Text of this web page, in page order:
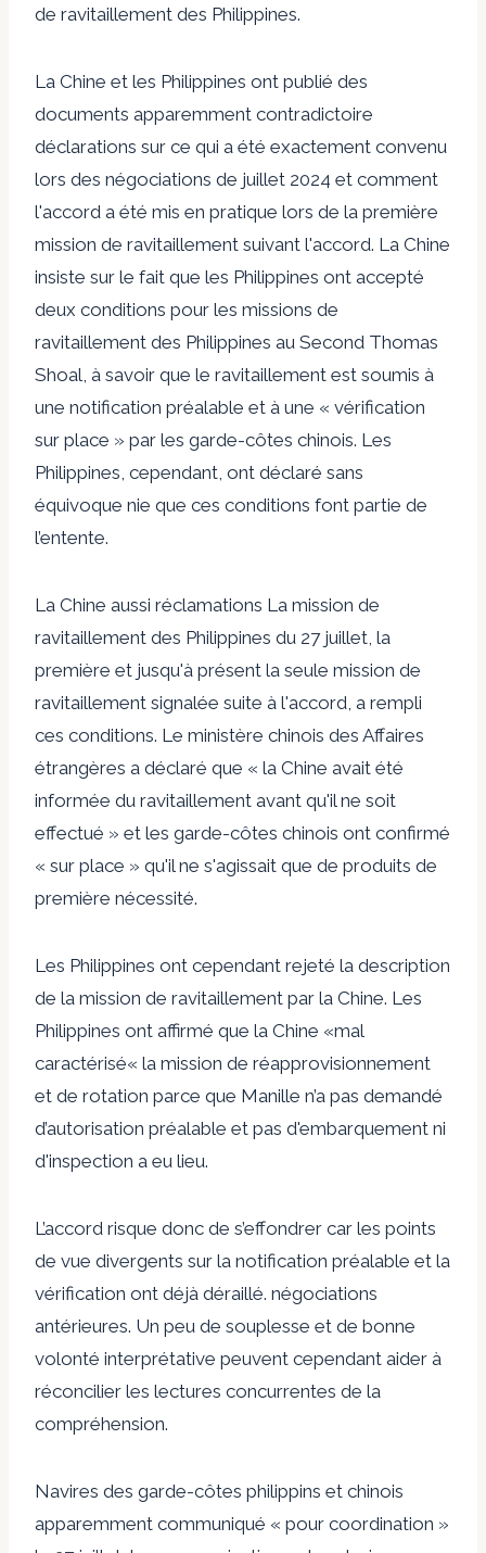
de ravitaillement des Philippines.
La Chine et les Philippines ont publié des
documents apparemment contradictoire
déclarations sur ce qui a été exactement convenu
lors des négociations de juillet 2024 et comment
l'accord a été mis en pratique lors de la première
mission de ravitaillement suivant l'accord. La Chine
insiste sur le fait que les Philippines ont accepté
deux conditions pour les missions de
ravitaillement des Philippines au Second Thomas
Shoal, à savoir que le ravitaillement est soumis à
une notification préalable et à une « vérification
sur place » par les garde-côtes chinois. Les
Philippines, cependant, ont déclaré sans
équivoque nie que ces conditions font partie de
l’entente.
La Chine aussi réclamations La mission de
ravitaillement des Philippines du 27 juillet, la
première et jusqu'à présent la seule mission de
ravitaillement signalée suite à l'accord, a rempli
ces conditions. Le ministère chinois des Affaires
étrangères a déclaré que « la Chine avait été
informée du ravitaillement avant qu'il ne soit
effectué » et les garde-côtes chinois ont confirmé
« sur place » qu'il ne s'agissait que de produits de
première nécessité.
Les Philippines ont cependant rejeté la description
de la mission de ravitaillement par la Chine. Les
Philippines ont affirmé que la Chine «mal
caractérisé« la mission de réapprovisionnement
et de rotation parce que Manille n’a pas demandé
d’autorisation préalable et pas d'embarquement ni
d'inspection a eu lieu.
L’accord risque donc de s’effondrer car les points
de vue divergents sur la notification préalable et la
vérification ont déjà déraillé. négociations
antérieures. Un peu de souplesse et de bonne
volonté interprétative peuvent cependant aider à
réconcilier les lectures concurrentes de la
compréhension.
Navires des garde-côtes philippins et chinois
apparemment communiqué « pour coordination »